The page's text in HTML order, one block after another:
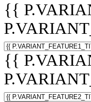
{{
{{